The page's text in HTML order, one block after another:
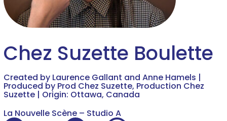
Chez Suzette Boulette
Created by Laurence Gallant and Anne Hamels |
Produced by Prod Chez Suzette, Production Chez
Suzette | Origin: Ottawa, Canada
La Nouvelle Scène – Studio A